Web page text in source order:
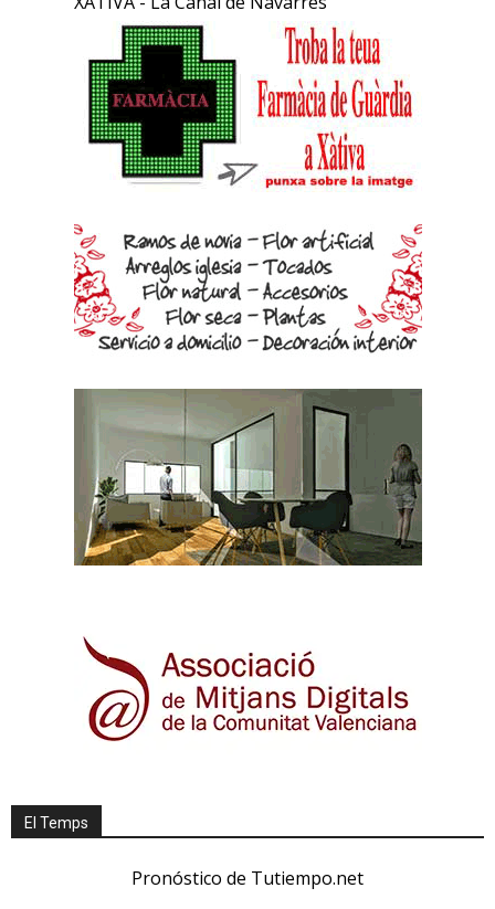
El Temps
Pronóstico de Tutiempo.net